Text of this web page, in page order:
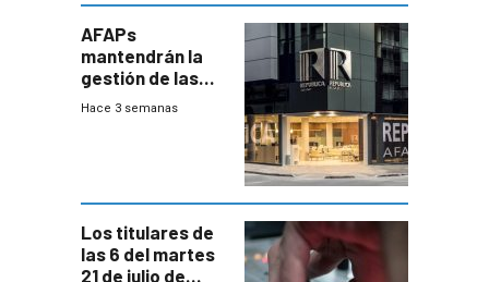
AFAPs
mantendrán la
gestión de las
cuentas
Hace 3 semanas
Los titulares de
las 6 del martes
21 de julio de